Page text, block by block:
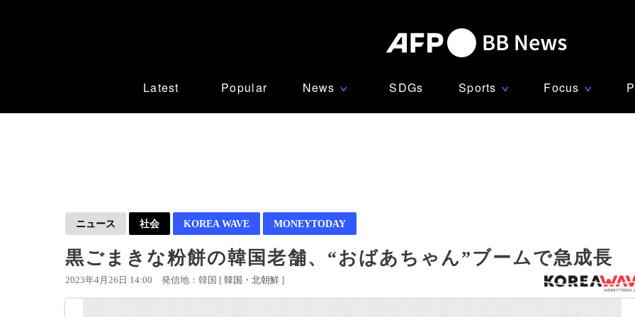
Latest Popular News ∨ SDGs Sports ∨ Focus ∨
ニュース 社会 KOREA WAVE MONEYTODAY
黒ごまきな粉餅の韓国老舗、“おばあちゃん”ブームで急成長
2023年4月26日 14:00 発信地：韓国 [ 韓国・北朝鮮 ]